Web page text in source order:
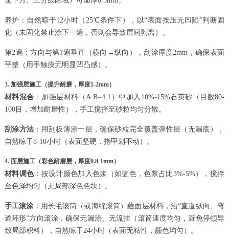
养护：自然晾干12小时（25℃条件下），以“表面按压无凹陷”判断固
化（未固化禁止涂下一遍，否则会导致层间剥离）。
第2遍：方向与第1遍垂直（横向→纵向），刮涂厚度2mm，确保表面
平整（用手触摸无明显凹凸感）。
3. 加强层施工（提升耐磨，厚度1-2mm）
材料混合 ：加强层材料（A:B=4:1）中加入10%-15%石英砂（目数80-
100目，增加耐磨性），手工搅拌至砂粒均匀分散。
刮涂方法 ：用刮板薄涂一层，确保砂粒完全覆盖弹性层（无漏底），
自然晾干8-10小时（表面坚硬，指甲划不动）。
4. 面层施工（彩色耐磨层，厚度0.8-1mm）
材料调色：按设计颜色加入色浆（如蓝色，色浆占比3%-5%），搅拌
至色泽均匀（无局部深色色块）。
手工滚涂 ：用长毛滚筒（或海绵滚筒）蘸面层材料，沿“直道纵向、弯
道环形”方向滚涂，确保无漏涂、无流挂（滚筒速度均匀，避免停顿导
致局部积料），自然晾干24小时（表面无粘性，颜色均匀）。